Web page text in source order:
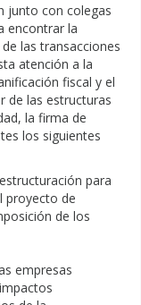
junto con colegas
encontrar la
las transacciones
atención a la
fiscal y el
de las estructuras
la firma de
los siguientes
para
proyecto de
de los
empresas